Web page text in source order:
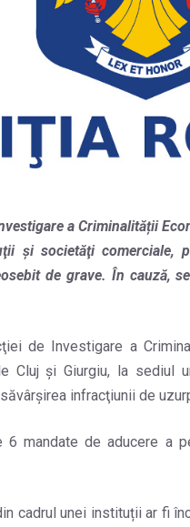
a Criminalității
şi societăţi comerciale,
de grave. În cauză,
de Investigare a
Cluj şi Giurgiu, la sediul
infracţiunii de
6 mandate de aducere a
cadrul unei instituții ar fi